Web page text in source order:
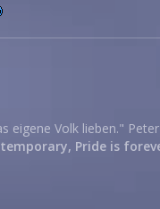
eigene Volk lieben."
Pride is